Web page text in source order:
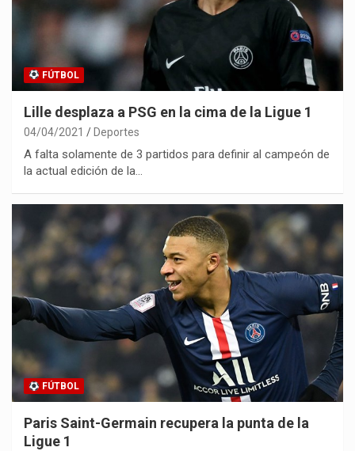
FÚTBOL
Lille desplaza a PSG en la cima de la Ligue 1
04/04/2021 Deportes
A falta solamente de 3 partidos para definir al campeón de
la actual edición de la…
FÚTBOL
Paris Saint-Germain recupera la punta de la
Ligue 1